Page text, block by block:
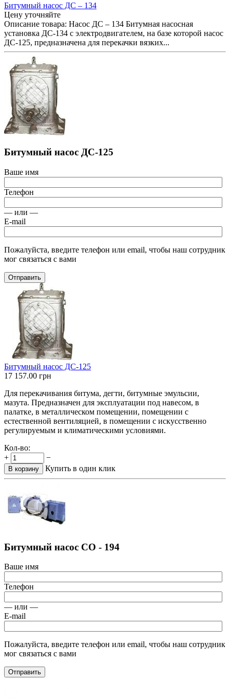
Битумный насос ДС – 134
Цену уточняйте
Описание товара: Насос ДС – 134 Битумная насосная
установка ДС-134 с электродвигателем, на базе которой насос
ДС-125, предназначена для перекачки вязких...
Битумный насос ДС-125
Ваше имя
Телефон
— или —
E-mail
Пожалуйста, введите телефон или email, чтобы наш сотрудник
мог связаться с вами
Отправить
Битумный насос ДС-125
17 157.00 грн
Для перекачивания битума, дегти, битумные эмульсии,
мазута. Предназначен для эксплуатации под навесом, в
палатке, в металлическом помещении, помещении с
естественной вентиляцией, в помещении с искусственно
регулируемым и климатическими условиями.
Кол-во:
+
−
В корзину Купить в один клик
Битумный насос СО - 194
Ваше имя
Телефон
— или —
E-mail
Пожалуйста, введите телефон или email, чтобы наш сотрудник
мог связаться с вами
Отправить